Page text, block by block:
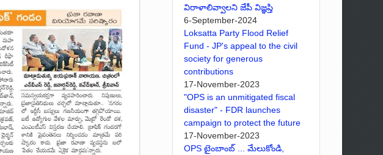
విరాళాలివ్వాలని జేపీ విజ్ఞప్తి
6-September-2024
Loksatta Party Flood Relief
Fund - JP's appeal to the civil
society for generous
contributions
17-November-2023
"OPS is an unmitigated fiscal
disaster" - FDR launches
campaign to protect the future
17-November-2023
OPS టైంబాంబ్ ... మేలుకోండి,